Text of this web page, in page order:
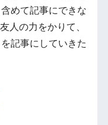
めて記事にできな
人の力をかりて、
記事にしていきた